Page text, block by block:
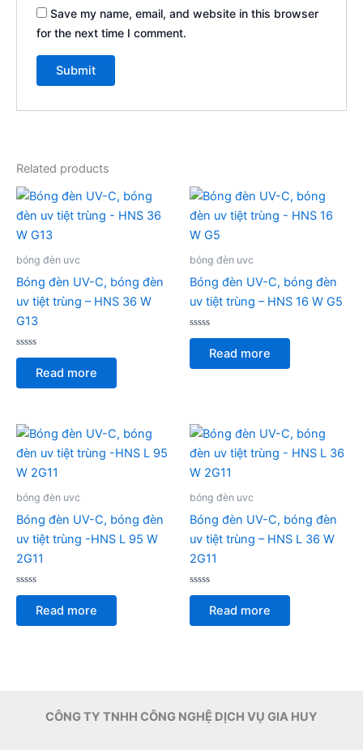
Save my name, email, and website in this browser
for the next time I comment.
Related products
bóng đèn uvc
Bóng đèn UV-C, bóng đèn
uv tiệt trùng – HNS 36 W
G13
Rated
of
Read more
bóng đèn uvc
Bóng đèn UV-C, bóng đèn
uv tiệt trùng – HNS 16 W G5
Rated
of
Read more
bóng đèn uvc
Bóng đèn UV-C, bóng đèn
uv tiệt trùng -HNS L 95 W
2G11
Rated
of
Read more
bóng đèn uvc
Bóng đèn UV-C, bóng đèn
uv tiệt trùng – HNS L 36 W
2G11
Rated
of
Read more
CÔNG TY TNHH CÔNG NGHỆ DỊCH VỤ GIA HUY